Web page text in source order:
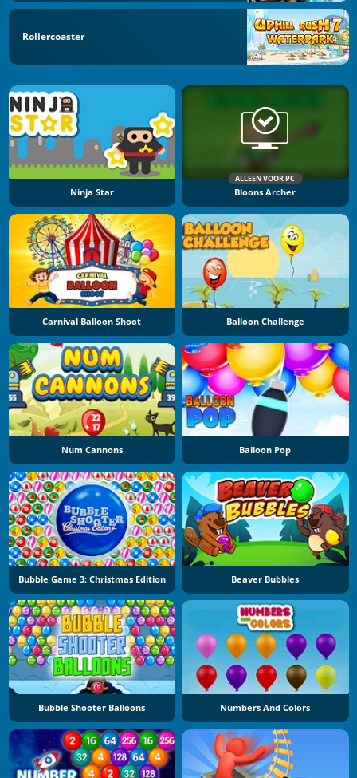
Rollercoaster
Ninja Star
ALLEEN VOOR PC
Bloons Archer
Carnival Balloon Shoot Balloon Challenge
Num Cannons Balloon Pop
Bubble Game 3: Christmas Edition Beaver Bubbles
Bubble Shooter Balloons Numbers And Colors